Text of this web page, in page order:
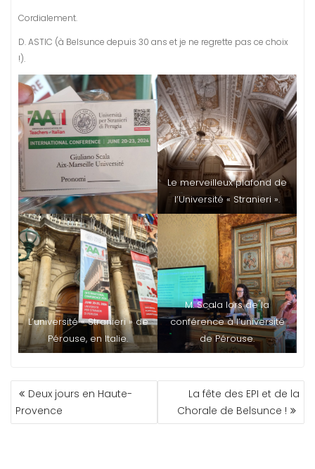
Cordialement.
D. ASTIC (à Belsunce depuis 30 ans et je ne regrette pas ce choix
!).
Le merveilleux plafond de
l’Université « Stranieri ».
L’université « Stranieri » de
Pérouse, en Italie.
M. Scala lors de la
conférence à l’université
de Pérouse.
NAVIGATION
DE
L’ARTICLE
Deux jours en Haute-
Provence
La fête des EPI et de la
Chorale de Belsunce !